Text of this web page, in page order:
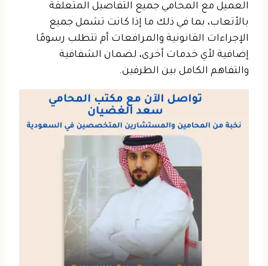
العميل مع المحامي جميع التفاصيل المتعلقة
بالأتعاب، بما في ذلك ما إذا كانت تشمل جميع
الإجراءات القانونية والمرافعات أم تتطلب رسومًا
إضافية لأي خدمات أخرى، لضمان الشفافية
والتفاهم الكامل بين الطرفين.